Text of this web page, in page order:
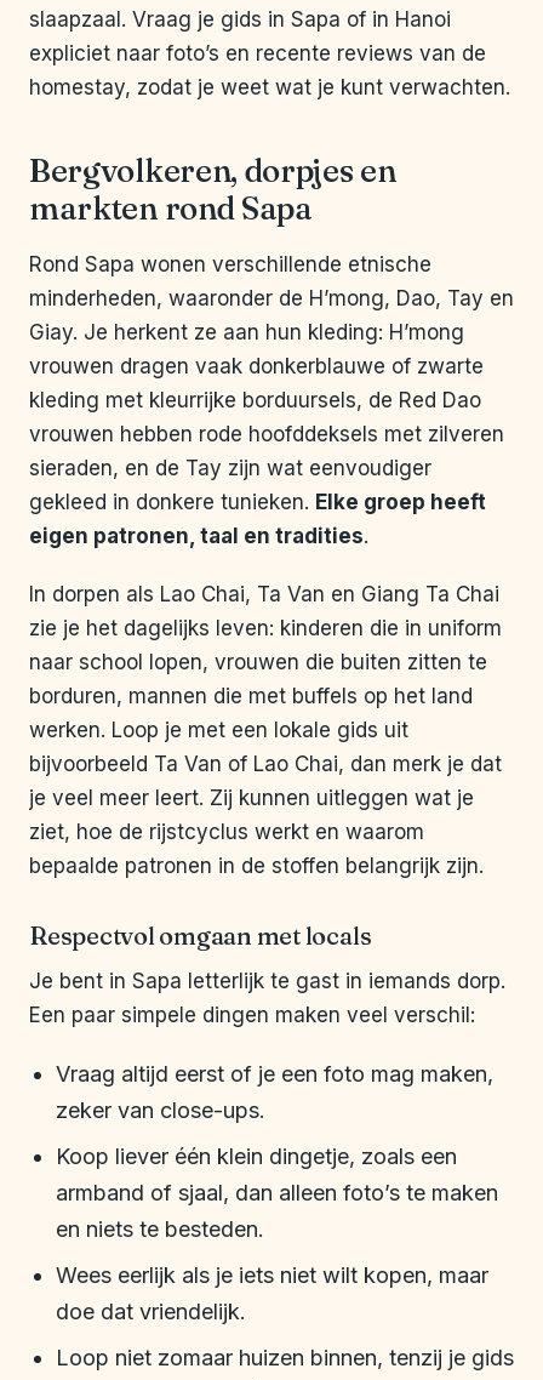
slaapzaal. Vraag je gids in Sapa of in Hanoi
expliciet naar foto’s en recente reviews van de
homestay, zodat je weet wat je kunt verwachten.
Bergvolkeren, dorpjes en
markten rond Sapa
Rond Sapa wonen verschillende etnische
minderheden, waaronder de H’mong, Dao, Tay en
Giay. Je herkent ze aan hun kleding: H’mong
vrouwen dragen vaak donkerblauwe of zwarte
kleding met kleurrijke borduursels, de Red Dao
vrouwen hebben rode hoofddeksels met zilveren
sieraden, en de Tay zijn wat eenvoudiger
gekleed in donkere tunieken. Elke groep heeft
eigen patronen, taal en tradities.
In dorpen als Lao Chai, Ta Van en Giang Ta Chai
zie je het dagelijks leven: kinderen die in uniform
naar school lopen, vrouwen die buiten zitten te
borduren, mannen die met buffels op het land
werken. Loop je met een lokale gids uit
bijvoorbeeld Ta Van of Lao Chai, dan merk je dat
je veel meer leert. Zij kunnen uitleggen wat je
ziet, hoe de rijstcyclus werkt en waarom
bepaalde patronen in de stoffen belangrijk zijn.
Respectvol omgaan met locals
Je bent in Sapa letterlijk te gast in iemands dorp.
Een paar simpele dingen maken veel verschil:
Vraag altijd eerst of je een foto mag maken,
zeker van close-ups.
Koop liever één klein dingetje, zoals een
armband of sjaal, dan alleen foto’s te maken
en niets te besteden.
Wees eerlijk als je iets niet wilt kopen, maar
doe dat vriendelijk.
Loop niet zomaar huizen binnen, tenzij je gids